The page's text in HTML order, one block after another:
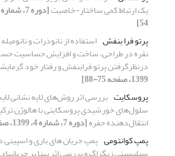
یک ارتباط کمی ساختار-خاصیت
54]
پرتو فرا بنفش
درنظرگرفتن پرتو فرابنفش و رفتار خود
1399، صفحه 75-88]
پروسکایت بررسی اثر روش‌های لایه نشانی
سلول‌های خورشیدی پروسکایتی با هالوژن
انتقال‌دهنده حفره[دوره 7، شماره 4، 1399، صفحه 18-25]
پمپ کوانتومی پمپ جریان های باری و اسپینی